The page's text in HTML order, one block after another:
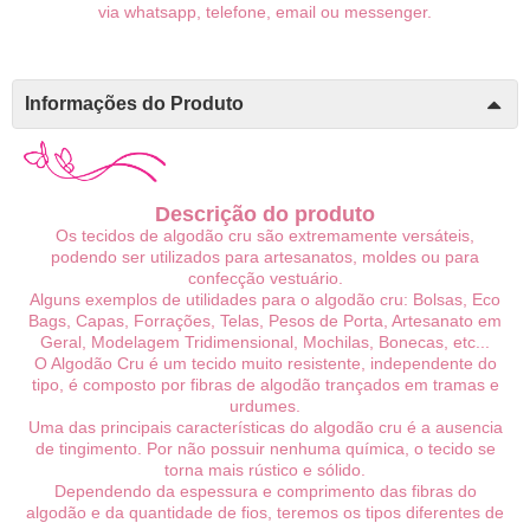
via whatsapp, telefone, email ou messenger.
Informações do Produto
Descrição do produto
Os tecidos de algodão cru são extremamente versáteis,
podendo ser utilizados para artesanatos, moldes ou para
confecção vestuário.
Alguns exemplos de utilidades para o algodão cru: Bolsas, Eco
Bags, Capas, Forrações, Telas, Pesos de Porta, Artesanato em
Geral, Modelagem Tridimensional, Mochilas, Bonecas, etc...
O Algodão Cru é um tecido muito resistente, independente do
tipo, é composto por fibras de algodão trançados em tramas e
urdumes.
Uma das principais características do algodão cru é a ausencia
de tingimento. Por não possuir nenhuma química, o tecido se
torna mais rústico e sólido.
Dependendo da espessura e comprimento das fibras do
algodão e da quantidade de fios, teremos os tipos diferentes de